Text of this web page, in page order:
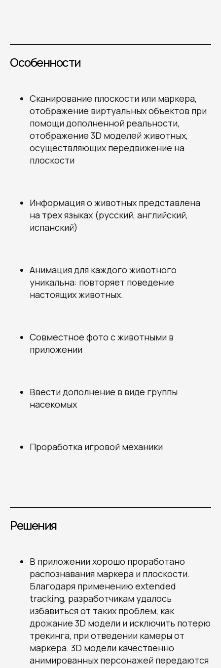
Особенности
Сканирование плоскости или маркера,
отображение виртуальных объектов при
помощи дополненной реальности,
отображение 3D моделей животных,
осуществляющих передвижение на
плоскости
Информация о животных представлена
на трех языках (русский, английский,
испанский)
Анимация для каждого животного
уникальна: повторяет поведение
настоящих животных.
Совместное фото с животными в
приложении
Ввести дополнение в виде группы
насекомых
Проработка игровой механики
Решения
В приложении хорошо проработано
распознавания маркера и плоскости.
Благодаря применению extended
tracking, разработчикам удалось
избавиться от таких проблем, как
дрожание 3D модели и исключить потерю
трекинга, при отведении камеры от
маркера. 3D модели качественно
анимированных персонажей передаются